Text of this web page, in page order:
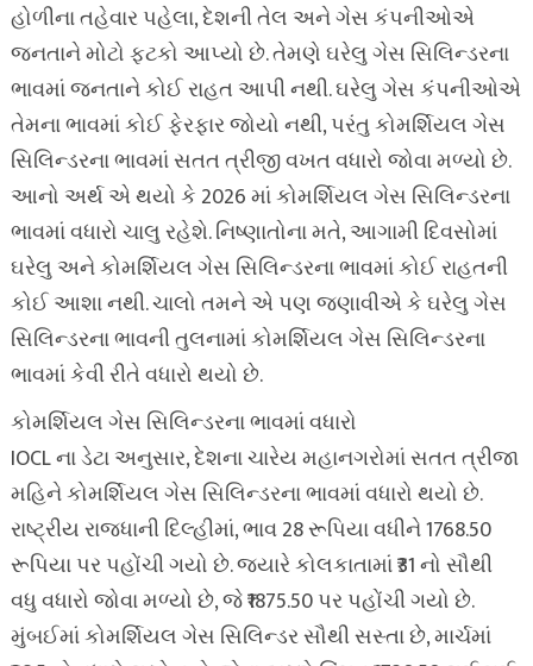
હોળીના તહેવાર પહેલા, દેશની તેલ અને ગેસ કંપનીઓએ
જનતાને મોટો ફટકો આપ્યો છે. તેમણે ઘરેલુ ગેસ સિલિન્ડરના
ભાવમાં જનતાને કોઈ રાહત આપી નથી. ઘરેલુ ગેસ કંપનીઓએ
તેમના ભાવમાં કોઈ ફેરફાર જોયો નથી, પરંતુ કોમર્શિયલ ગેસ
સિલિન્ડરના ભાવમાં સતત ત્રીજી વખત વધારો જોવા મળ્યો છે.
આનો અર્થ એ થયો કે 2026 માં કોમર્શિયલ ગેસ સિલિન્ડરના
ભાવમાં વધારો ચાલુ રહેશે. નિષ્ણાતોના મતે, આગામી દિવસોમાં
ઘરેલુ અને કોમર્શિયલ ગેસ સિલિન્ડરના ભાવમાં કોઈ રાહતની
કોઈ આશા નથી. ચાલો તમને એ પણ જણાવીએ કે ઘરેલુ ગેસ
સિલિન્ડરના ભાવની તુલનામાં કોમર્શિયલ ગેસ સિલિન્ડરના
ભાવમાં કેવી રીતે વધારો થયો છે.
કોમર્શિયલ ગેસ સિલિન્ડરના ભાવમાં વધારો
IOCL ના ડેટા અનુસાર, દેશના ચારેય મહાનગરોમાં સતત ત્રીજા
મહિને કોમર્શિયલ ગેસ સિલિન્ડરના ભાવમાં વધારો થયો છે.
રાષ્ટ્રીય રાજધાની દિલ્હીમાં, ભાવ 28 રૂપિયા વધીને 1768.50
રૂપિયા પર પહોંચી ગયો છે. જ્યારે કોલકાતામાં ₹31 નો સૌથી
વધુ વધારો જોવા મળ્યો છે, જે ₹1875.50 પર પહોંચી ગયો છે.
મુંબઈમાં કોમર્શિયલ ગેસ સિલિન્ડર સૌથી સસ્તા છે, માર્ચમાં